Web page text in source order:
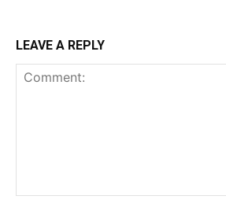
LEAVE A REPLY